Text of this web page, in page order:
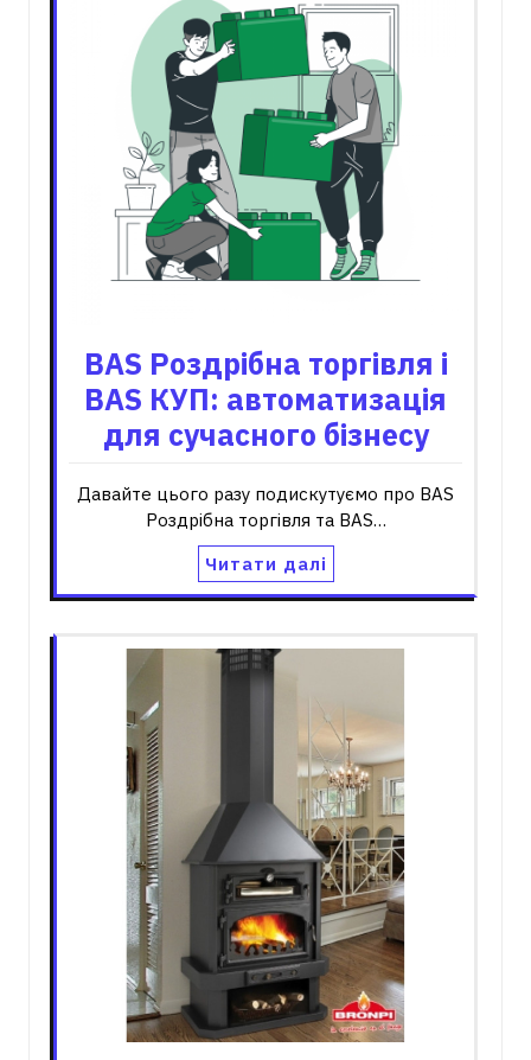
BAS Роздрібна торгівля і
BAS КУП: автоматизація
для сучасного бізнесу
Давайте цього разу подискутуємо про BAS
Роздрібна торгівля та BAS…
Читати далі